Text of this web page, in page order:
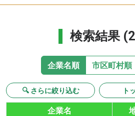
検索結果
企業名順 市区町村順
🔍 さらに絞り込む ト
企業名